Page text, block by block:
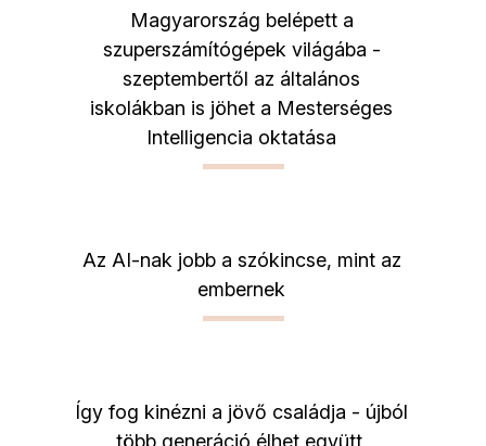
Magyarország belépett a
szuperszámítógépek világába -
szeptembertől az általános
iskolákban is jöhet a Mesterséges
Intelligencia oktatása
Az AI-nak jobb a szókincse, mint az
embernek
Így fog kinézni a jövő családja - újból
több generáció élhet együtt,